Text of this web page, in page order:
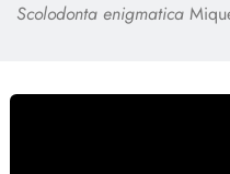
Scolodonta enigmatica